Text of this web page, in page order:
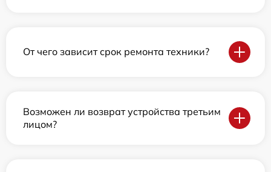
От чего зависит срок ремонта техники?
Возможен ли возврат устройства третьим
лицом?